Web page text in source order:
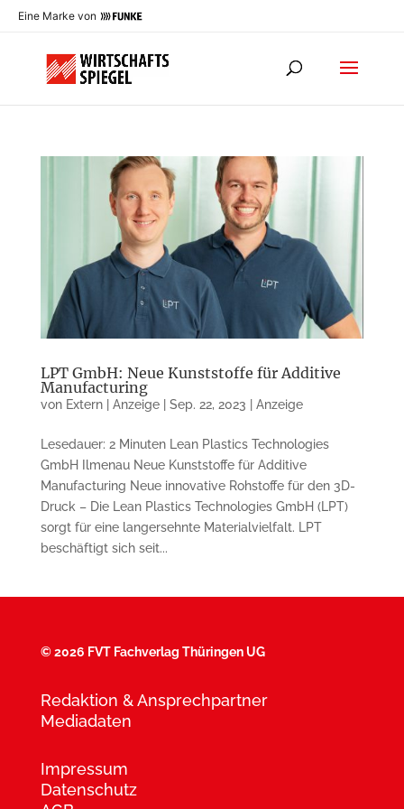
Eine Marke von
LPT GmbH: Neue Kunststoffe für Additive
Manufacturing
von Extern | Anzeige| Sep. 22, 2023 | Anzeige
Lesedauer: 2 Minuten Lean Plastics Technologies
GmbH Ilmenau Neue Kunststoffe für Additive
Manufacturing Neue innovative Rohstoffe für den 3D-
Druck – Die Lean Plastics Technologies GmbH (LPT)
sorgt für eine langersehnte Materialvielfalt. ​LPT
beschäftigt sich seit...
©2026 FVT Fachverlag Thüringen UG
Redaktion & Ansprechpartner
Mediadaten
Impressum
Datenschutz